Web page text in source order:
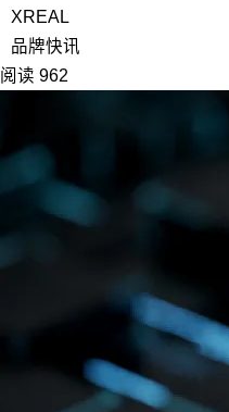
XREAL
品牌快讯
阅读 962